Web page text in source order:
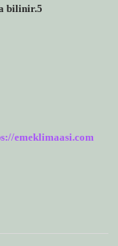
bilinir.5
emeklimaasi.com